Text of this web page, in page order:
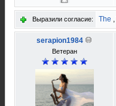
Выразили согласие: The ,
serapion1984
Ветеран